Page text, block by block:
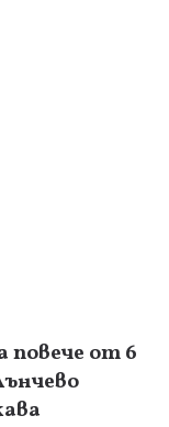
повече от 6